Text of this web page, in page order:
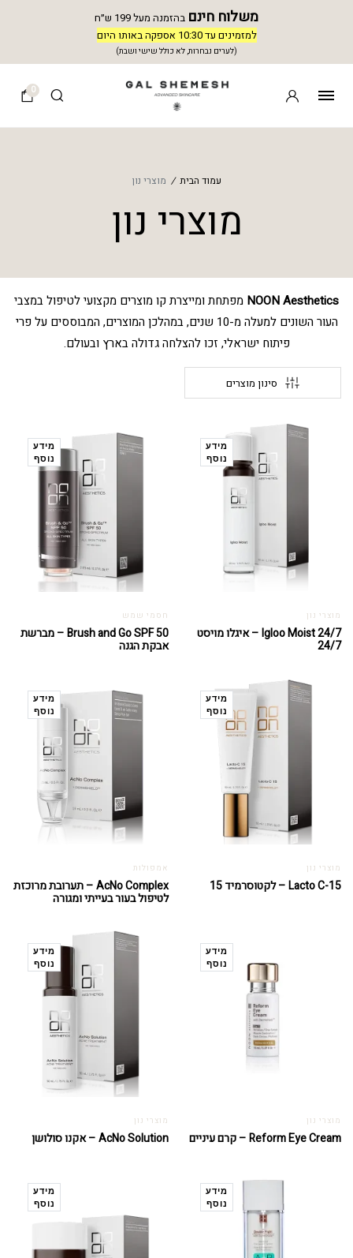
משלוח חינם בהזמנה מעל 199 ש״ח
למזמינים עד 10:30 אספקה באותו היום
(לערים נבחרות, לא כולל שישי ושבת)
0
עמוד הבית / מוצרי נון
מוצרי נון
NOON Aesthetics מפתחת ומייצרת קו מוצרים מקצועי לטיפול במצבי
העור השונים למעלה מ-10 שנים, במהלכן המוצרים, המבוססים על פרי
פיתוח ישראלי, זכו להצלחה גדולה בארץ ובעולם.
סינון מוצרים
מידע
נוסף
מוצרי נון
Igloo Moist 24/7 – איגלו מויסט
24/7
מידע
נוסף
חסמי שמש
Brush and Go SPF 50 – מברשת
אבקת הגנה
מידע
נוסף
מוצרי נון
Lacto C-15 – לקטוסרמיד 15
מידע
נוסף
אמפולות
AcNo Complex – תערובת מרוכזת
לטיפול בעור בעייתי ומגורה
מידע
נוסף
מוצרי נון
Reform Eye Cream – קרם עיניים
מידע
נוסף
מוצרי נון
AcNo Solution – אקנו סולושן
מידע
נוסף
מידע
נוסף